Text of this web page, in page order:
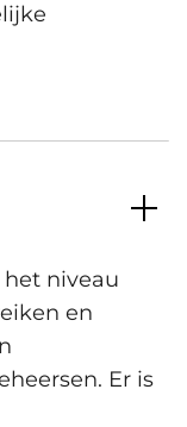
niveau
en
Er is